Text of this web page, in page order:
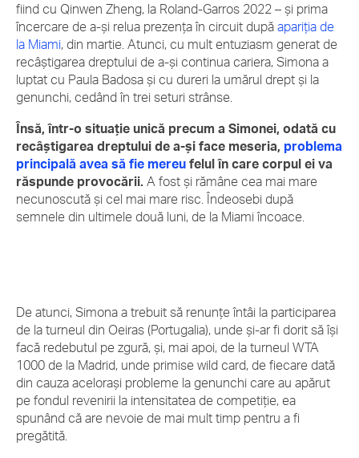
fiind cu Qinwen Zheng, la Roland-Garros 2022 – și prima
încercare de a-și relua prezența în circuit după apariția de
la Miami, din martie. Atunci, cu mult entuziasm generat de
recâștigarea dreptului de a-și continua cariera, Simona a
luptat cu Paula Badosa și cu dureri la umărul drept și la
genunchi, cedând în trei seturi strânse.
Însă, într-o situație unică precum a Simonei, odată cu
recâștigarea dreptului de a-și face meseria, problema
principală avea să fie mereu felul în care corpul ei va
răspunde provocării. A fost și rămâne cea mai mare
necunoscută și cel mai mare risc. Îndeosebi după
semnele din ultimele două luni, de la Miami încoace.
De atunci, Simona a trebuit să renunțe întâi la participarea
de la turneul din Oeiras (Portugalia), unde și-ar fi dorit să își
facă redebutul pe zgură, și, mai apoi, de la turneul WTA
1000 de la Madrid, unde primise wild card, de fiecare dată
din cauza acelorași probleme la genunchi care au apărut
pe fondul revenirii la intensitatea de competiție, ea
spunând că are nevoie de mai mult timp pentru a fi
pregătită.